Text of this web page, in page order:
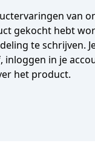
van
gekocht hebt
te schrijven.
inloggen in je
het product.